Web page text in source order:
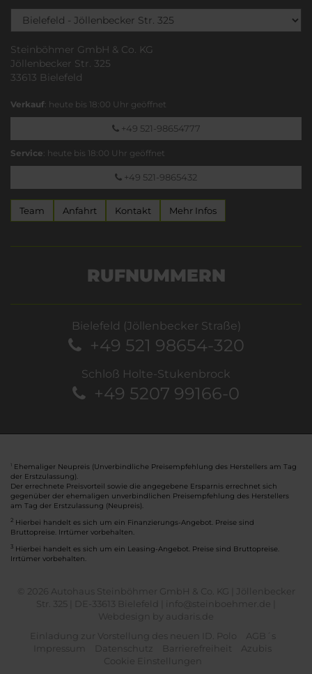
Steinböhmer GmbH & Co. KG
Jöllenbecker Str. 325
33613 Bielefeld
Verkauf: heute bis 18:00 Uhr geöffnet
+49 521-98654777
Service: heute bis 18:00 Uhr geöffnet
+49 521-9865432
Team Anfahrt Kontakt Mehr Infos
RUFNUMMERN
Bielefeld (Jöllenbecker Straße)
+49 521 98654-320
Schloß Holte-Stukenbrock
+49 5207 99166-0
Ehemaliger Neupreis (Unverbindliche Preisempfehlung des Herstellers am Tag
der Erstzulassung).
Der errechnete Preisvorteil sowie die angegebene Ersparnis errechnet sich
gegenüber der ehemaligen unverbindlichen Preisempfehlung des Herstellers
am Tag der Erstzulassung (Neupreis).
2 Hierbei handelt es sich um ein Finanzierungs-Angebot. Preise sind
Bruttopreise. Irrtümer vorbehalten.
3 Hierbei handelt es sich um ein Leasing-Angebot. Preise sind Bruttopreise.
Irrtümer vorbehalten.
© 2026 Autohaus Steinböhmer GmbH & Co. KG | Jöllenbecker
Str. 325 | DE-33613 Bielefeld | info@steinboehmer.de |
Webdesign by audaris.de
Einladung zur Vorstellung des neuen ID. Polo
AGB´s
Impressum
Datenschutz Barrierefreiheit
Azubis
Cookie Einstellungen